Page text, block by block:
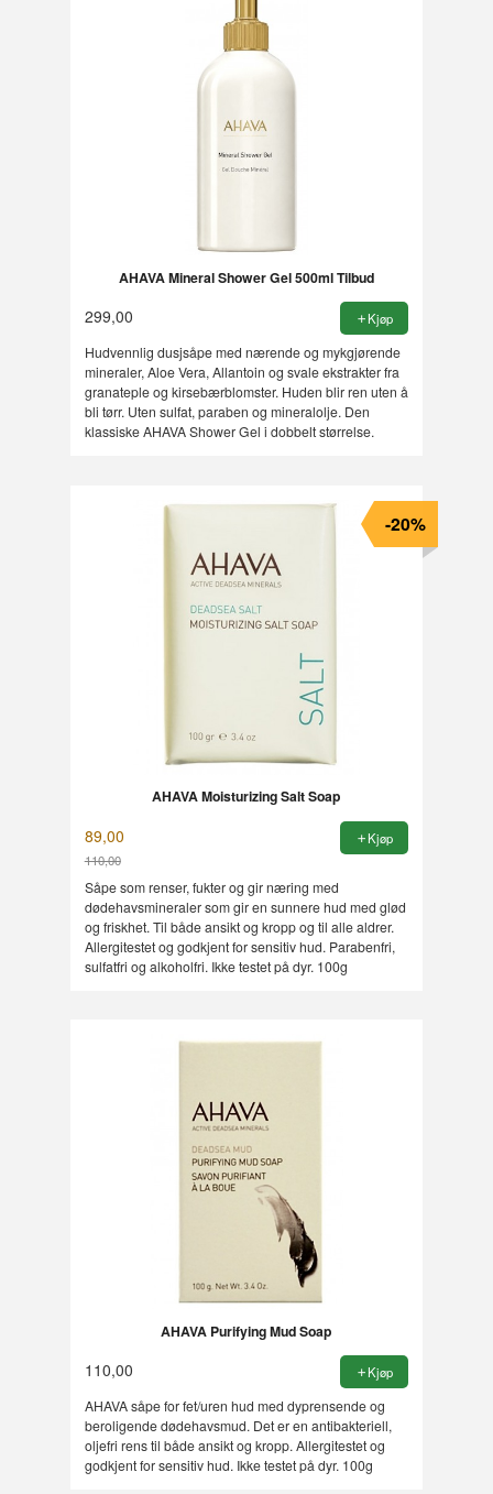
AHAVA Mineral Shower Gel 500ml Tilbud
299,00 Kjøp
Hudvennlig dusjsåpe med nærende og mykgjørende
mineraler, Aloe Vera, Allantoin og svale ekstrakter fra
granateple og kirsebærblomster. Huden blir ren uten å
bli tørr. Uten sulfat, paraben og mineralolje. Den
klassiske AHAVA Shower Gel i dobbelt størrelse.
AHAVA Moisturizing Salt Soap
89,00
110,00
Rabatt
-20%
Kjøp
Såpe som renser, fukter og gir næring med
dødehavsmineraler som gir en sunnere hud med glød
og friskhet. Til både ansikt og kropp og til alle aldrer.
Allergitestet og godkjent for sensitiv hud. Parabenfri,
sulfatfri og alkoholfri. Ikke testet på dyr. 100g
AHAVA Purifying Mud Soap
110,00 Kjøp
AHAVA såpe for fet/uren hud med dyprensende og
beroligende dødehavsmud. Det er en antibakteriell,
oljefri rens til både ansikt og kropp. Allergitestet og
godkjent for sensitiv hud. Ikke testet på dyr. 100g